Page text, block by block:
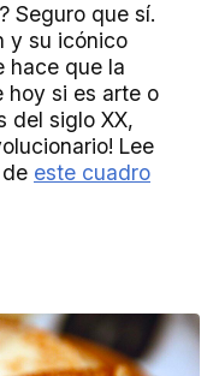
Seguro que sí.
y su icónico
hace que la
hoy si es arte o
del siglo XX,
Lee
este cuadro